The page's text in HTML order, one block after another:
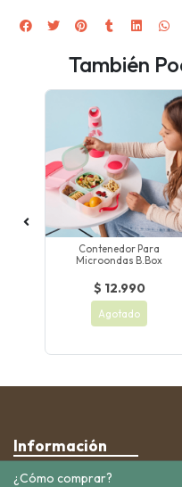
También
Contenedor Para
Microondas B.box
$ 12.990
Agotado
Información
¿Cómo comprar?